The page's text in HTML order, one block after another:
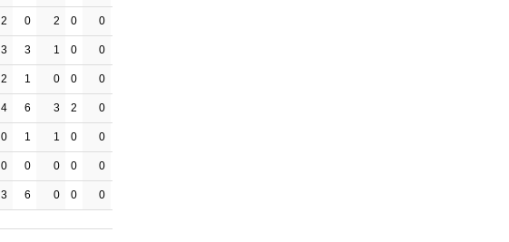
2 0 2 0 0
3 3 1 0 0
2 1 0 0 0
4 6 3 2 0
0 1 1 0 0
0 0 0 0 0
3 6 0 0 0